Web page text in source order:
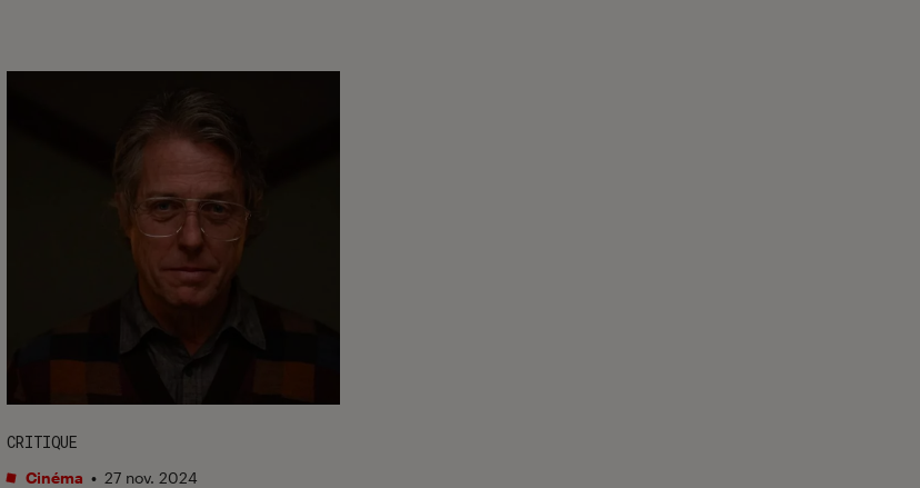
CRITIQUE
Cinéma • 27 nov. 2024